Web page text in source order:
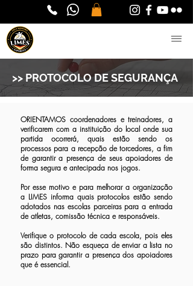
>> PROTOCOLO DE SEGURANÇA
ORIENTAMOS coordenadores e treinadores, a
verificarem com a instituição do local onde sua
partida ocorrerá, quais estão sendo os
processos para a recepção de torcedores, a fim
de garantir a presença de seus apoiadores de
forma segura e antecipada nos jogos.
Por esse motivo e para melhorar a organização
a LIMES informa quais protocolos estão sendo
adotados nas escolas parceiras para a entrada
de atletas, comissão técnica e responsáveis.
Verifique o protocolo de cada escola, pois eles
são distintos. Não esqueça de enviar a lista no
prazo para garantir a presença dos apoiadores
que é essencial.